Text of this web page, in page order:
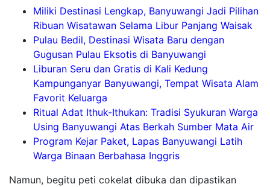
Miliki Destinasi Lengkap, Banyuwangi Jadi Pilihan
Ribuan Wisatawan Selama Libur Panjang Waisak
Pulau Bedil, Destinasi Wisata Baru dengan
Gugusan Pulau Eksotis di Banyuwangi
Liburan Seru dan Gratis di Kali Kedung
Kampunganyar Banyuwangi, Tempat Wisata Alam
Favorit Keluarga
Ritual Adat Ithuk-Ithukan: Tradisi Syukuran Warga
Using Banyuwangi Atas Berkah Sumber Mata Air
Program Kejar Paket, Lapas Banyuwangi Latih
Warga Binaan Berbahasa Inggris
Namun, begitu peti cokelat dibuka dan dipastikan